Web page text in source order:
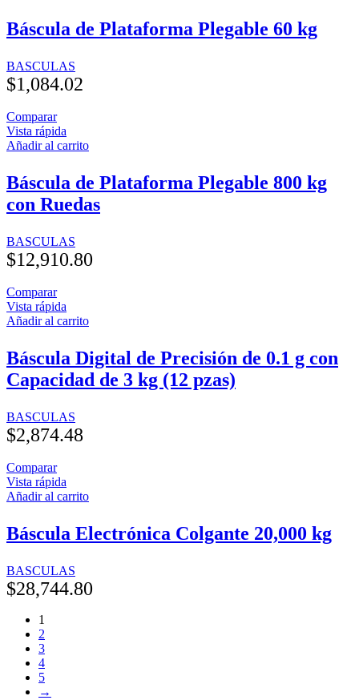
Báscula de Plataforma Plegable 60 kg
BASCULAS
$1,084.02
Comparar
Vista rápida
Añadir al carrito
Báscula de Plataforma Plegable 800 kg
con Ruedas
BASCULAS
$12,910.80
Comparar
Vista rápida
Añadir al carrito
Báscula Digital de Precisión de 0.1 g con
Capacidad de 3 kg (12 pzas)
BASCULAS
$2,874.48
Comparar
Vista rápida
Añadir al carrito
Báscula Electrónica Colgante 20,000 kg
BASCULAS
$28,744.80
1
2
3
4
5
→